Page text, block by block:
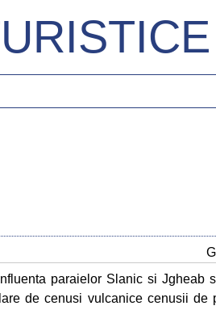
paraielor Slanic si Jgheab
de cenusi vulcanice cenusii de